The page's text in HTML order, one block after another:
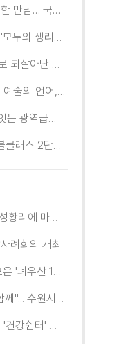
낯선 생명과의 특별한 만남… 국제전 《패트리샤 피치니니: 킨쉽》
공공생리대 서비스 '모두의 생리대' 시범 운영...수원시청·4개 구청 등에 지급기 설치
해설사의 발걸음으로 되살아난 수원의 독립운동 역사
흑과 백이 들려주는 예술의 언어, 수원시립미술관 소장품전《블랑 블랙 파노라마》
수원 망포~서울역 잇는 광역급행버스 M5165번, 8월 3일 개통
[인계동] 래미안노블클래스 2단지 경로당, 무더위 속 독거노인에게 '따뜻한 한 끼' 대접
[연무동] 주민총회 성황리에 마무리
례회의 개최
[조원1동] 주민이 모은 '폐우산 100개' 수원여대에 1차 전달
"삶의 마지막까지 함께"... 수원시 8개 기관, 어르신 돌봄의 손을 맞잡다
영통구, 종합민원실 '건강쉼터' 운영... 폭염 무더위 속 시민의 안전 강화